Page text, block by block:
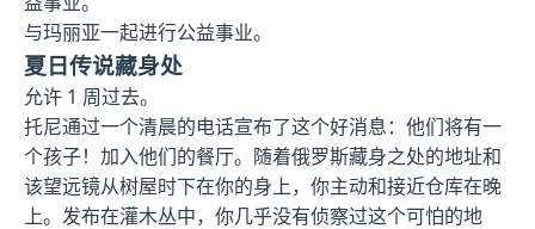
与玛丽亚一起进行公益事业。
夏日传说藏身处
允许 1 周过去。
托尼通过一个清晨的电话宣布了这个好消息：他们将有一
个孩子！加入他们的餐厅。随着俄罗斯藏身之处的地址和
该望远镜从树屋时下在你的身上，你主动和接近仓库在晚
上。发布在灌木丛中，你几乎没有侦察过这个可怕的地